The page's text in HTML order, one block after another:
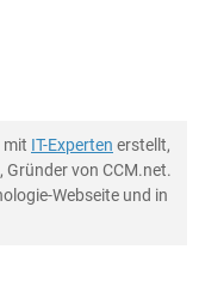
mit IT-Experten erstellt,
von CCM.net.
Webseite und in